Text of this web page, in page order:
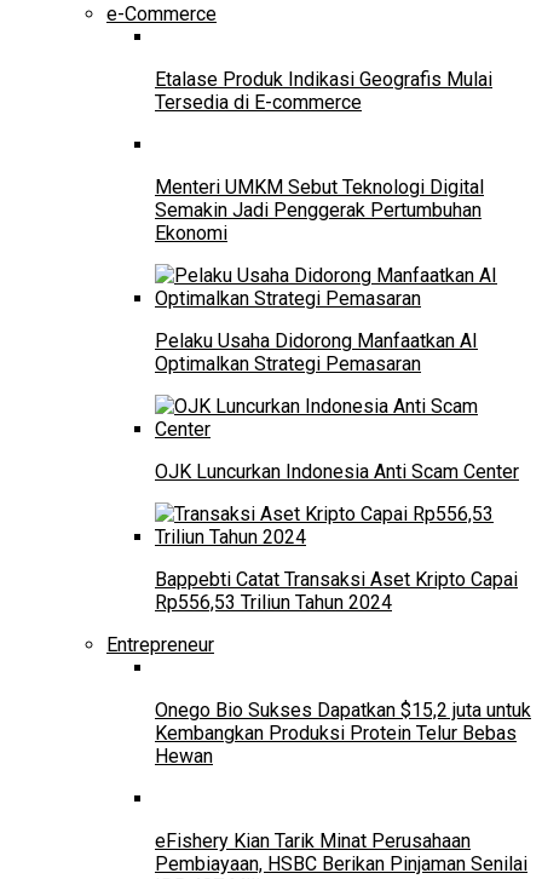
e-Commerce
Etalase Produk Indikasi Geografis Mulai
Tersedia di E-commerce
Menteri UMKM Sebut Teknologi Digital
Semakin Jadi Penggerak Pertumbuhan
Ekonomi
Pelaku Usaha Didorong Manfaatkan AI
Optimalkan Strategi Pemasaran
OJK Luncurkan Indonesia Anti Scam Center
Bappebti Catat Transaksi Aset Kripto Capai
Rp556,53 Triliun Tahun 2024
Entrepreneur
Onego Bio Sukses Dapatkan $15,2 juta untuk
Kembangkan Produksi Protein Telur Bebas
Hewan
eFishery Kian Tarik Minat Perusahaan
Pembiayaan, HSBC Berikan Pinjaman Senilai